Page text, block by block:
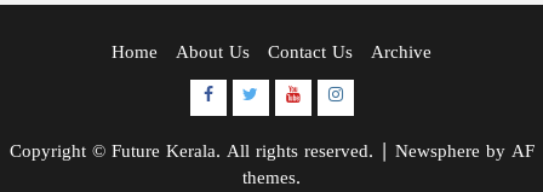
Home About Us Contact Us Archive
Facebook
TwitterYoutubeInstagram
Copyright © Future Kerala. All rights reserved. Newsphere by AF
themes.